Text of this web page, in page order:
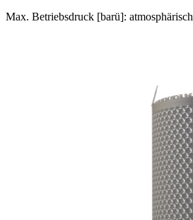
Max. Betriebsdruck [barü]: atmosphärisch